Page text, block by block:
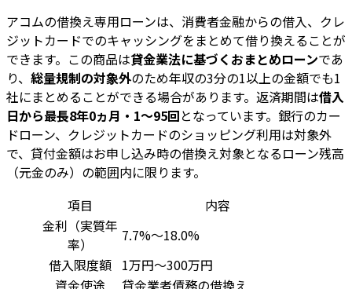
アコムの借換え専用ローンは、消費者金融からの借入、クレ
ジットカードでのキャッシングをまとめて借り換えることが
できます。この商品は貸金業法に基づくおまとめローンであ
り、 総量規制の対象外のため年収の3分の1以上の金額でも1
社にまとめることができる場合があります。返済期間は借入
日から最長8年0ヵ月・1～95回となっています。銀行のカー
ドローン、クレジットカードのショッピング利用は対象外
で、貸付金額はお申し込み時の借換え対象となるローン残高
（元金のみ）の範囲内に限ります。
項目
内容
金利（実質年
率）
7.7%～18.0%
借入限度額
1万円～300万円
資金使途
貸金業者債務の借換え